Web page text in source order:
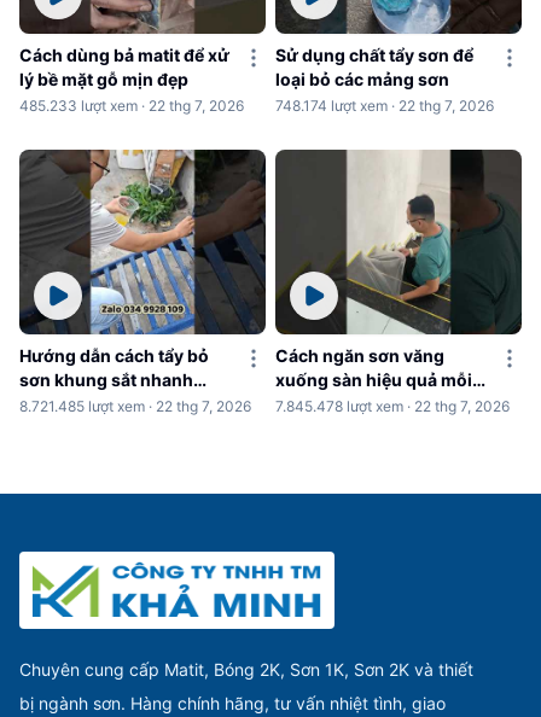
Cách dùng bả matit để xử
lý bề mặt gỗ mịn đẹp
485.233 lượt xem · 22 thg 7, 2026
Sử dụng chất tẩy sơn để
loại bỏ các mảng sơn
748.174 lượt xem · 22 thg 7, 2026
Hướng dẫn cách tẩy bỏ
sơn khung sắt nhanh
chóng
8.721.485 lượt xem · 22 thg 7, 2026
Cách ngăn sơn văng
xuống sàn hiệu quả mỗi
khi sơn nhà
7.845.478 lượt xem · 22 thg 7, 2026
Chuyên cung cấp Matit, Bóng 2K, Sơn 1K, Sơn 2K và thiết
bị ngành sơn. Hàng chính hãng, tư vấn nhiệt tình, giao